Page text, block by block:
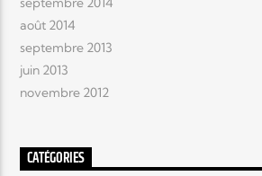
août 2014
septembre 2013
juin 2013
novembre 2012
CATÉGORIES